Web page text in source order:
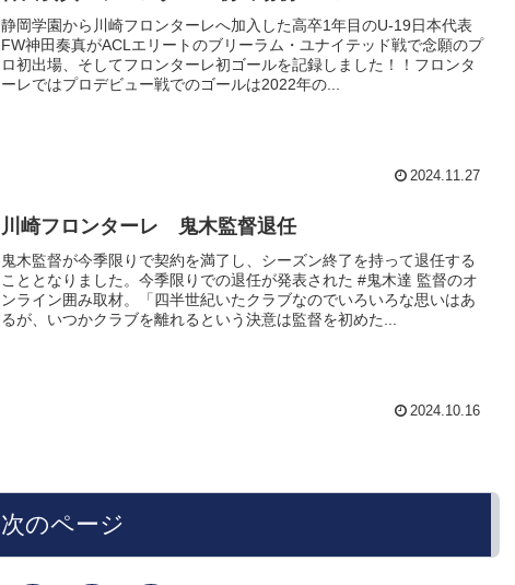
静岡学園から川崎フロンターレへ加入した高卒1年目のU-19日本代表
FW神田奏真がACLエリートのブリーラム・ユナイテッド戦で念願のプ
ロ初出場、そしてフロンターレ初ゴールを記録しました！！フロンタ
ーレではプロデビュー戦でのゴールは2022年の...
2024.11.27
川崎フロンターレ 鬼木監督退任
鬼木監督が今季限りで契約を満了し、シーズン終了を持って退任する
こととなりました。今季限りでの退任が発表された #鬼木達 監督のオ
ンライン囲み取材。「四半世紀いたクラブなのでいろいろな思いはあ
るが、いつかクラブを離れるという決意は監督を初めた...
2024.10.16
次のページ